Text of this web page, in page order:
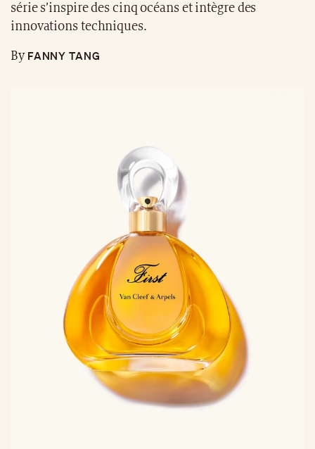
série s’inspire des cinq océans et intègre des
innovations techniques.
ByFANNY TANG